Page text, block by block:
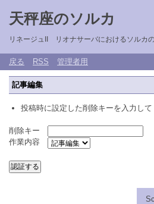
天秤座のソルカ
リネージュII リオナサーバにおけるソルカ
戻る RSS 管理者用
記事編集
投稿時に設定した削除キーを入力して
削除キー
作業内容